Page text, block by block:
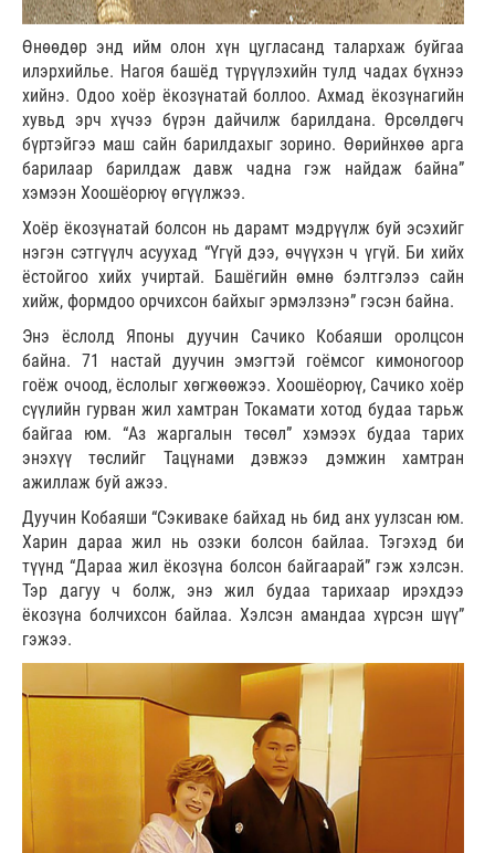
Өнөөдөр энд ийм олон хүн цугласанд талархаж буйгаа
илэрхийлье. Нагоя башёд түрүүлэхийн тулд чадах бүхнээ
хийнэ. Одоо хоёр ёкозүнатай боллоо. Ахмад ёкозүнагийн
хувьд эрч хүчээ бүрэн дайчилж барилдана. Өрсөлдөгч
бүртэйгээ маш сайн барилдахыг зорино. Өөрийнхөө арга
барилаар барилдаж давж чадна гэж найдаж байна”
хэмээн Хоошёорюү өгүүлжээ.
Хоёр ёкозүнатай болсон нь дарамт мэдрүүлж буй эсэхийг
нэгэн сэтгүүлч асуухад “Үгүй дээ, өчүүхэн ч үгүй. Би хийх
ёстойгоо хийх учиртай. Башёгийн өмнө бэлтгэлээ сайн
хийж, формдоо орчихсон байхыг эрмэлзэнэ” гэсэн байна.
Энэ ёслолд Японы дуучин Сачико Кобаяши оролцсон
байна. 71 настай дуучин эмэгтэй гоёмсог кимоногоор
гоёж очоод, ёслолыг хөгжөөжээ. Хоошёорюү, Сачико хоёр
сүүлийн гурван жил хамтран Токамати хотод будаа тарьж
байгаа юм. “Аз жаргалын төсөл” хэмээх будаа тарих
энэхүү төслийг Тацүнами дэвжээ дэмжин хамтран
ажиллаж буй ажээ.
Дуучин Кобаяши “Сэкиваке байхад нь бид анх уулзсан юм.
Харин дараа жил нь озэки болсон байлаа. Тэгэхэд би
түүнд “Дараа жил ёкозүна болсон байгаарай” гэж хэлсэн.
Тэр дагуу ч болж, энэ жил будаа тарихаар ирэхдээ
ёкозүна болчихсон байлаа. Хэлсэн амандаа хүрсэн шүү”
гэжээ.